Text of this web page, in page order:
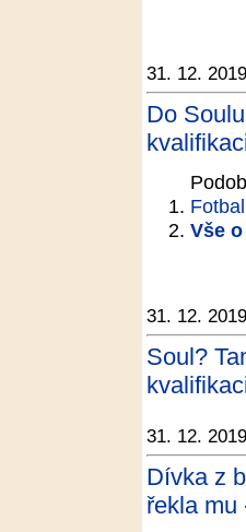
31. 12.
Do
Vše
31. 12.
Soul?
31. 12.
Dívka z
řekla mu